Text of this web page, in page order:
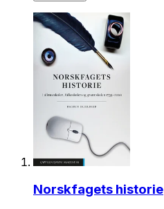
Norskfagets historie